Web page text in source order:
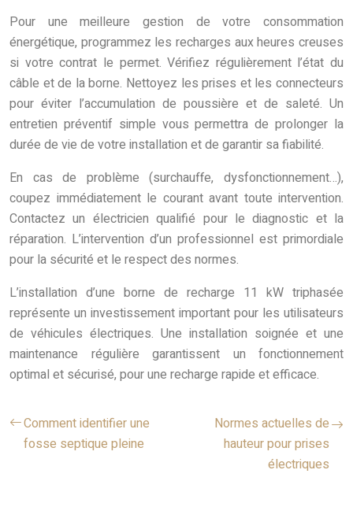
Pour une meilleure gestion de votre consommation
énergétique, programmez les recharges aux heures creuses
si votre contrat le permet. Vérifiez régulièrement l’état du
câble et de la borne. Nettoyez les prises et les connecteurs
pour éviter l’accumulation de poussière et de saleté. Un
entretien préventif simple vous permettra de prolonger la
durée de vie de votre installation et de garantir sa fiabilité.
En cas de problème (surchauffe, dysfonctionnement…),
coupez immédiatement le courant avant toute intervention.
Contactez un électricien qualifié pour le diagnostic et la
réparation. L’intervention d’un professionnel est primordiale
pour la sécurité et le respect des normes.
L’installation d’une borne de recharge 11 kW triphasée
représente un investissement important pour les utilisateurs
de véhicules électriques. Une installation soignée et une
maintenance régulière garantissent un fonctionnement
optimal et sécurisé, pour une recharge rapide et efficace.
Comment identifier une
fosse septique pleine
Normes actuelles de
hauteur pour prises
électriques